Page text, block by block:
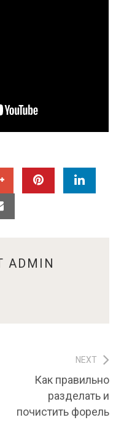
ADMIN
NEXT
Next post:
Как правильно
разделать и
почистить форель